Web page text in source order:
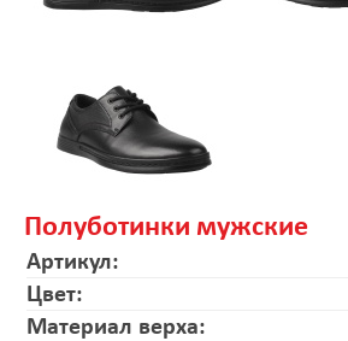
Полуботинки мужские
Артикул:
Цвет:
Материал верха: